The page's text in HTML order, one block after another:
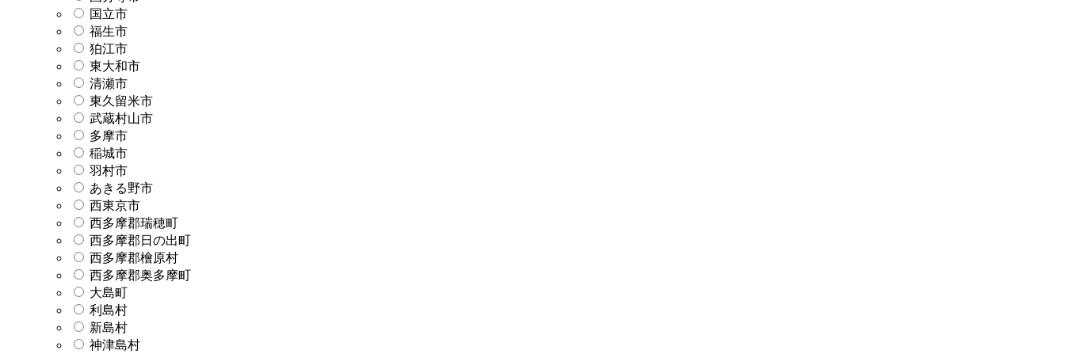
国立市
福生市
狛江市
東大和市
清瀬市
東久留米市
武蔵村山市
多摩市
稲城市
羽村市
あきる野市
西東京市
西多摩郡瑞穂町
西多摩郡日の出町
西多摩郡檜原村
西多摩郡奥多摩町
大島町
利島村
新島村
神津島村